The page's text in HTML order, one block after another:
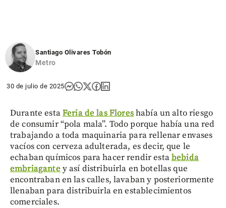
Santiago Olivares Tobón
Metro
30 de julio de 2025
Durante estaFeria de las Floreshabía un alto riesgo
de consumir “pola mala”. Todo porque había una red
trabajando a toda maquinaria para rellenar envases
vacíos con cerveza adulterada, es decir, que le
echaban químicos para hacer rendir estabebida
embriagante y así distribuirla en botellas que
encontraban en las calles, lavaban y posteriormente
llenaban para distribuirla en establecimientos
comerciales.